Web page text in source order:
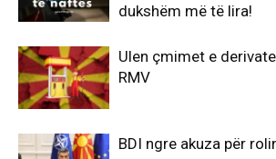
dukshëm më të lira!
Ulen çmimet e
RMV
BDI ngre akuza për